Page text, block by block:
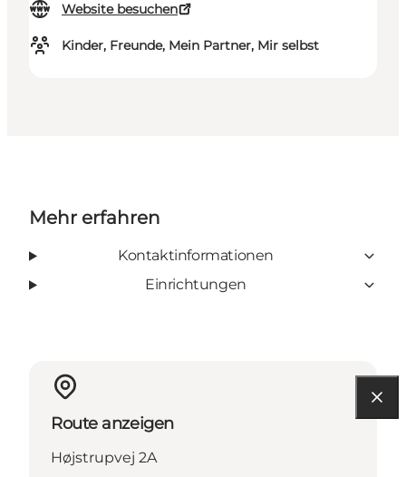
Website besuchen
Kinder, Freunde, Mein Partner, Mir selbst
Mehr erfahren
Kontaktinformationen
Einrichtungen
Route anzeigen
Højstrupvej 2A